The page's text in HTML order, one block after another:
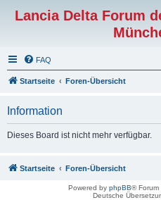
Lancia Delta Forum
FAQ
Startseite Foren-Übersicht
Information
Dieses Board ist nicht mehr verfügbar.
Startseite Foren-Übersicht
Powered by phpBB® Forum
Deutsche